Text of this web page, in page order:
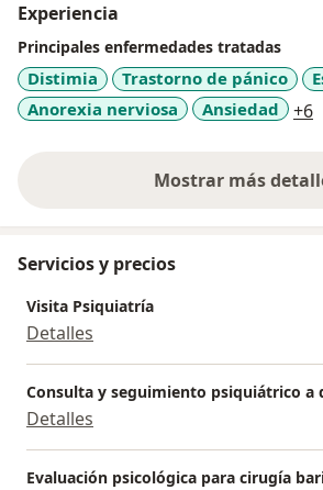
Experiencia
Principales enfermedades tratadas
Distimia Trastorno de pánico
Anorexia nerviosa
Ansiedad +6
Mostrar mássobre la
Servicios y precios
Visita Psiquiatría
Detalles
Consulta y seguimiento psiquiátrico a
Detalles
Evaluación psicológica para cirugía